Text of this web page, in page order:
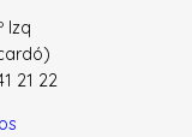
Izq
21 22